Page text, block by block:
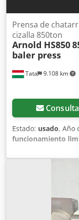
Tata 9.108 km
Prensa de
cizalla 850ton
Arnold HS850
baler press
Estado: usado, Año
funcionamiento
,
Prensa para
encuentra
transporte.
Velocidad de
Fuerza del
Fuerza del cilindro: